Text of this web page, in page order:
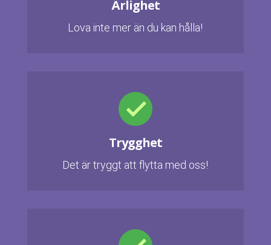
Ärlighet
Lova inte mer än du kan hålla!
Trygghet
Det är tryggt att flytta med oss!